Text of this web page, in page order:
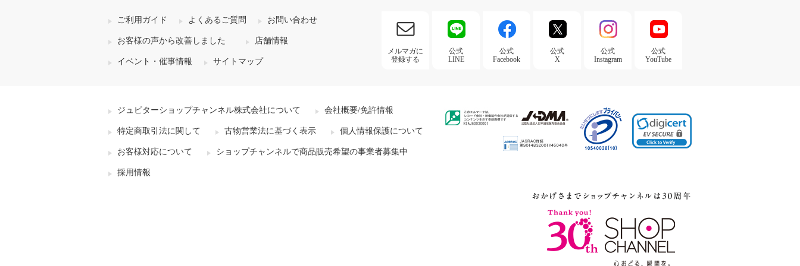
ご利用ガイド よくあるご質問 お問い合わせ
お客様の声から改善しました 店舗情報
イベント・催事情報 サイトマップ
メルマガに
登録する
公式
LINE
公式
Facebook
公式
X
公式
Instagram
公式
YouTube
ジュピターショップチャンネル株式会社について 会社概要/免許情報
特定商取引法に関して 古物営業法に基づく表示 個人情報保護について
お客様対応について ショップチャンネルで商品販売希望の事業者募集中
採用情報